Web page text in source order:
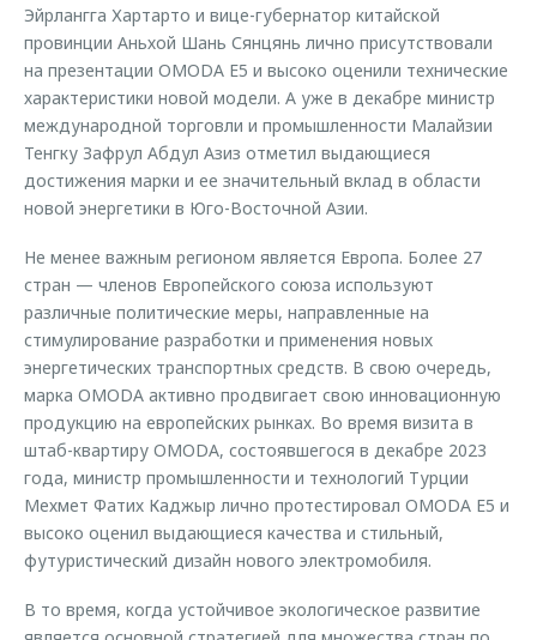
Эйрлангга Хартарто и вице-губернатор китайской
провинции Аньхой Шань Сянцянь лично присутствовали
на презентации OMODA E5 и высоко оценили технические
характеристики новой модели. А уже в декабре министр
международной торговли и промышленности Малайзии
Тенгку Зафрул Абдул Азиз отметил выдающиеся
достижения марки и ее значительный вклад в области
новой энергетики в Юго-Восточной Азии.
Не менее важным регионом является Европа. Более 27
стран — членов Европейского союза используют
различные политические меры, направленные на
стимулирование разработки и применения новых
энергетических транспортных средств. В свою очередь,
марка OMODA активно продвигает свою инновационную
продукцию на европейских рынках. Во время визита в
штаб-квартиру OMODA, состоявшегося в декабре 2023
года, министр промышленности и технологий Турции
Мехмет Фатих Каджыр лично протестировал OMODA E5 и
высоко оценил выдающиеся качества и стильный,
футуристический дизайн нового электромобиля.
В то время, когда устойчивое экологическое развитие